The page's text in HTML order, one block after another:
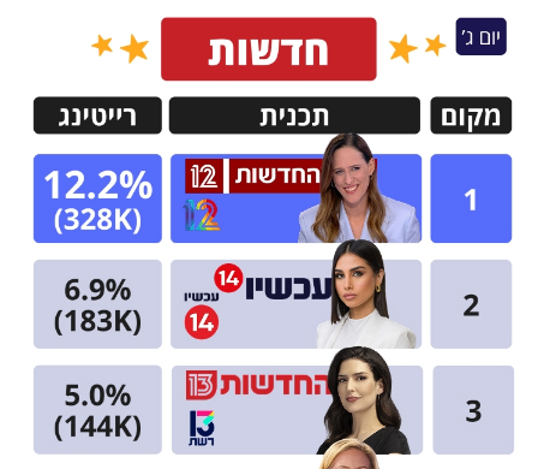
רייטינג
רכב
בריאות
תרבות
ופנאי
תיירות
TOP-
המילון